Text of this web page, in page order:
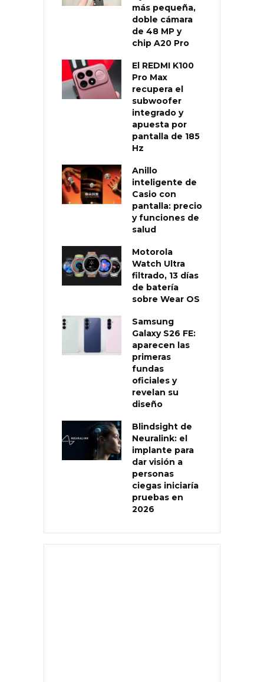
más pequeña,
doble cámara
de 48 MP y
chip A20 Pro
El REDMI K100
Pro Max
recupera el
subwoofer
integrado y
apuesta por
pantalla de 185
Hz
Anillo
inteligente de
Casio con
pantalla: precio
y funciones de
salud
Motorola
Watch Ultra
filtrado, 13 días
de batería
sobre Wear OS
Samsung
Galaxy S26 FE:
aparecen las
primeras
fundas
oficiales y
revelan su
diseño
Blindsight de
Neuralink: el
implante para
dar visión a
personas
ciegas iniciaría
pruebas en
2026